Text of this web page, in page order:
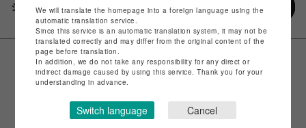
シェアするWe will translate the homepage into a foreign language using the
automatic translation service.
Since this service is an automatic translation system, it may not be
translated correctly and may differ from the original content of the
page before translation.
In addition, we do not take any responsibility for any direct or
indirect damage caused by using this service. Thank you for your
understanding in advance.
Switch language Cancel